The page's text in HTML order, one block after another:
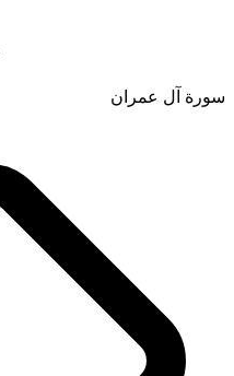
سورة آل عمران